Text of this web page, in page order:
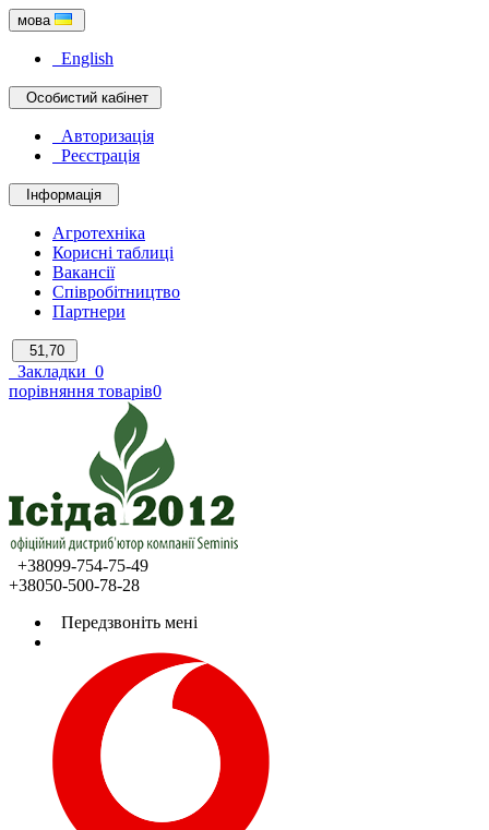
мова
English
Особистий кабінет
Авторизація
Реєстрація
Інформація
Агротехніка
Корисні таблиці
Вакансії
Співробітництво
Партнери
51,70
Закладки 0
порівняння товарів0
+38099-754-75-49
+38050-500-78-28
Передзвоніть мені